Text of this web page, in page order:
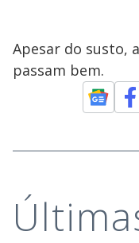
Apesar do susto,
passam bem.